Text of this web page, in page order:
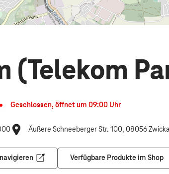
(Telekom
Geschlossen, öffnet um 09:00 Uhr
Äußere Schneeberger Str. 100, 08056
Öffnet in einem neuen Tab
Verfügbare Produkte im Shop